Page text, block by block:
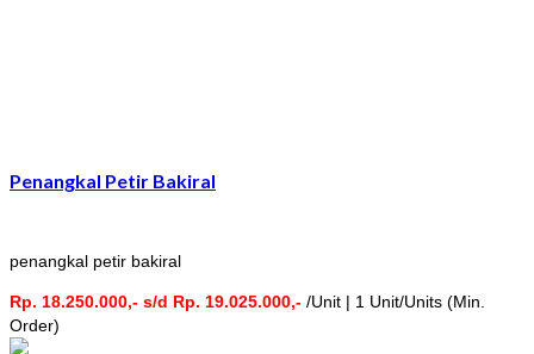
Penangkal Petir Bakiral
penangkal petir bakiral
Rp. 18.250.000,- s/d Rp. 19.025.000,- /Unit | 1 Unit/Units (Min.
Order)